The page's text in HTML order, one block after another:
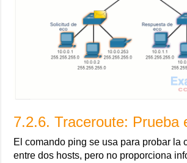
7.2.6. Traceroute: Prueba
El comando ping se usa para probar la
entre dos hosts, pero no proporciona